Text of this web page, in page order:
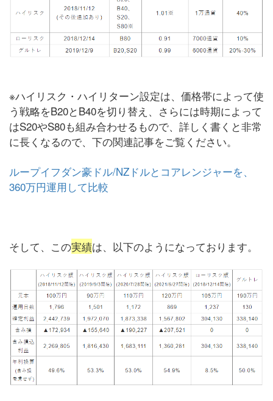
※ハイリスク・ハイリターン設定は、価格帯によって使
う戦略をB20とB40を切り替え、さらには時期によって
はS20やS80も組み合わせるもので、詳しく書くと非常
に長くなるので、下の関連記事をご覧ください。
ループイフダン豪ドル/NZドルとコアレンジャーを、
360万円運用して比較
そして、この実績は、以下のようになっております。